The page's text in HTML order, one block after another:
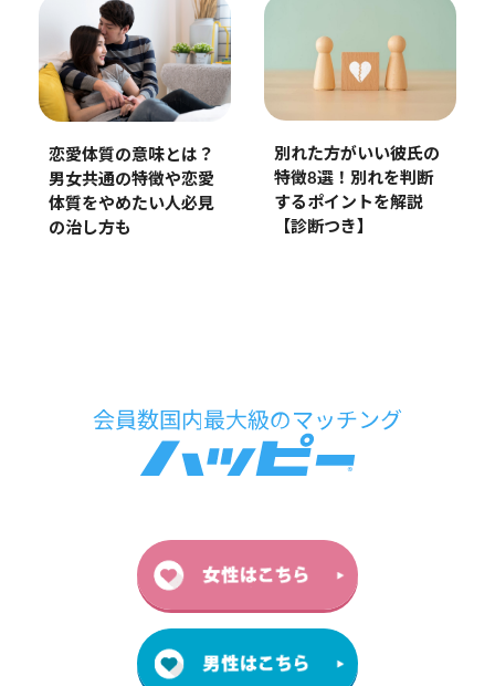
恋愛体質の意味とは？
男女共通の特徴や恋愛
体質をやめたい人必見
の治し方も
別れた方がいい彼氏の
特徴8選！別れを判断
するポイントを解説
【診断つき】